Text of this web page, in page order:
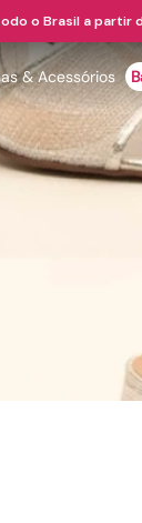
o Brasil a partir
& Acessórios
1º
º
7º